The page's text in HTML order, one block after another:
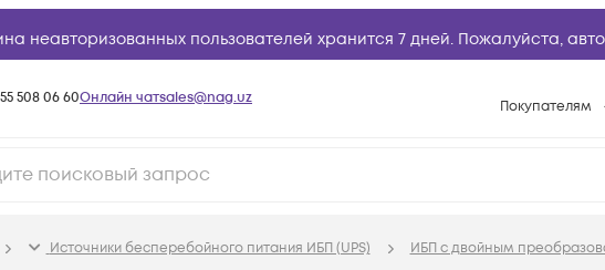
неавторизованных пользователей хранится 7 дней. Пожалуйста,
508 06 60Онлайн чатsales@nag.uz Покупателям
Вопросы и
Источники бесперебойного питания ИБП (UPS) ИБП с двойным